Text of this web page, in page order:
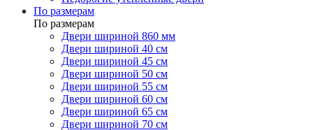
По размерам
По размерам
Двери шириной 860 мм
Двери шириной 40 см
Двери шириной 45 см
Двери шириной 50 см
Двери шириной 55 см
Двери шириной 60 см
Двери шириной 65 см
Двери шириной 70 см